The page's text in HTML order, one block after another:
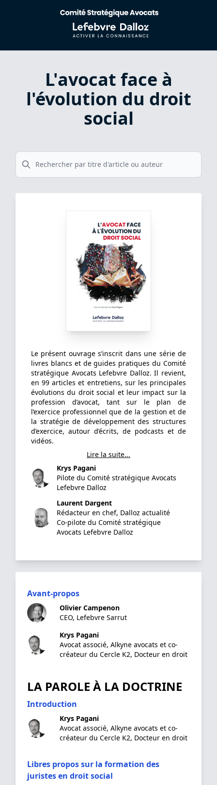
L'avocat face à
l'évolution du droit
social
Search
Le présent ouvrage s’inscrit dans une série de
livres blancs et de guides pratiques du Comité
stratégique Avocats Lefebvre Dalloz. Il revient,
en 99 articles et entretiens, sur les principales
évolutions du droit social et leur impact sur la
profession d’avocat, tant sur le plan de
l’exercice professionnel que de la gestion et de
la stratégie de développement des structures
d’exercice, autour d’écrits, de podcasts et de
vidéos.
Lire la suite...
Krys Pagani
Pilote du Comité stratégique Avocats
Lefebvre Dalloz
Laurent Dargent
Rédacteur en chef, Dalloz actualité
Co-pilote du Comité stratégique
Avocats Lefebvre Dalloz
Avant-propos
Olivier Campenon
CEO, Lefebvre Sarrut
Krys Pagani
Avocat associé, Alkyne avocats et co-
créateur du Cercle K2, Docteur en droit
LA PAROLE À LA DOCTRINE
Introduction
Krys Pagani
Avocat associé, Alkyne avocats et co-
créateur du Cercle K2, Docteur en droit
Libres propos sur la formation des
juristes en droit social